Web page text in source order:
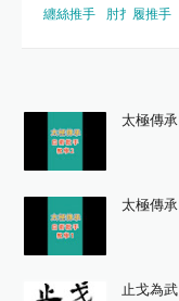
纏絲推手
肘扌履推手
太極傳
太極傳
止戈為武